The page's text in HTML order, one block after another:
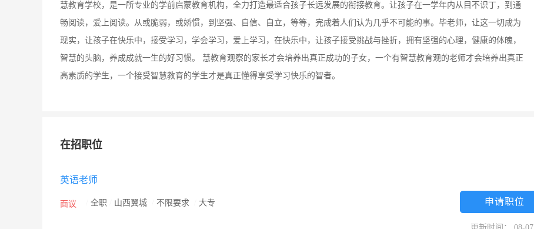
慧教育学校，是一所专业的学前启蒙教育机构，全力打造最适合孩子长远发展的衔接教育。让孩子在一学年内从目不识丁，到通
畅阅读，爱上阅读。从或脆弱，或娇惯，到坚强、自信、自立，等等，完成着人们认为几乎不可能的事。毕老师，让这一切成为
现实，让孩子在快乐中，接受学习，学会学习，爱上学习，在快乐中，让孩子接受挑战与挫折，拥有坚强的心理，健康的体魄，
智慧的头脑，养成成就一生的好习惯。 慧教育观察的家长才会培养出真正成功的子女，一个有智慧教育观的老师才会培养出真正
高素质的学生，一个接受智慧教育的学生才是真正懂得享受学习快乐的智者。
在招职位
英语老师
面议 全职 山西翼城 不限要求 大专 申请职位